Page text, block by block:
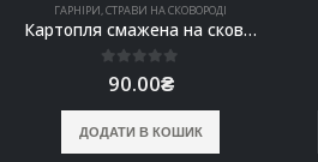
ГАРНІРИ СТРАВИ НА СКОВОРОДІ
Картопля смажена на сковорідці
0out of 5
90.00₴
ДОДАТИ В КОШИК